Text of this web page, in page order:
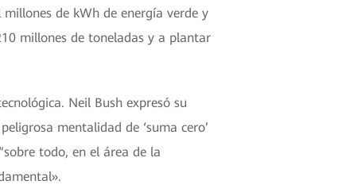
de kWh de energía verde y
millones de toneladas y a plantar
Neil Bush expresó su
mentalidad de ‘suma cero’
todo, en el área de la